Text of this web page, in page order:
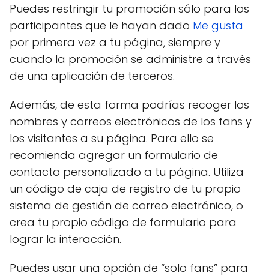
Puedes restringir tu promoción sólo para los
participantes que le hayan dado Me gusta
por primera vez a tu página, siempre y
cuando la promoción se administre a través
de una aplicación de terceros.
Además, de esta forma podrías recoger los
nombres y correos electrónicos de los fans y
los visitantes a su página. Para ello se
recomienda agregar un formulario de
contacto personalizado a tu página. Utiliza
un código de caja de registro de tu propio
sistema de gestión de correo electrónico, o
crea tu propio código de formulario para
lograr la interacción.
Puedes usar una opción de “solo fans” para